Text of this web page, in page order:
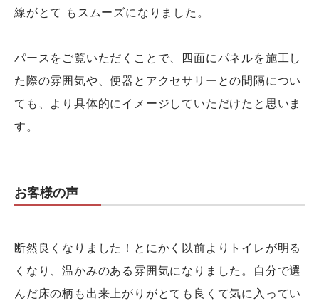
線がとて もスムーズになりました。
パースをご覧いただくことで、四面にパネルを施工し
た際の雰囲気や、便器とアクセサリーとの間隔につい
ても、より具体的にイメージしていただけたと思いま
す。
お客様の声
断然良くなりました！とにかく以前よりトイレが明る
くなり、温かみのある雰囲気になりました。自分で選
んだ床の柄も出来上がりがとても良くて気に入ってい